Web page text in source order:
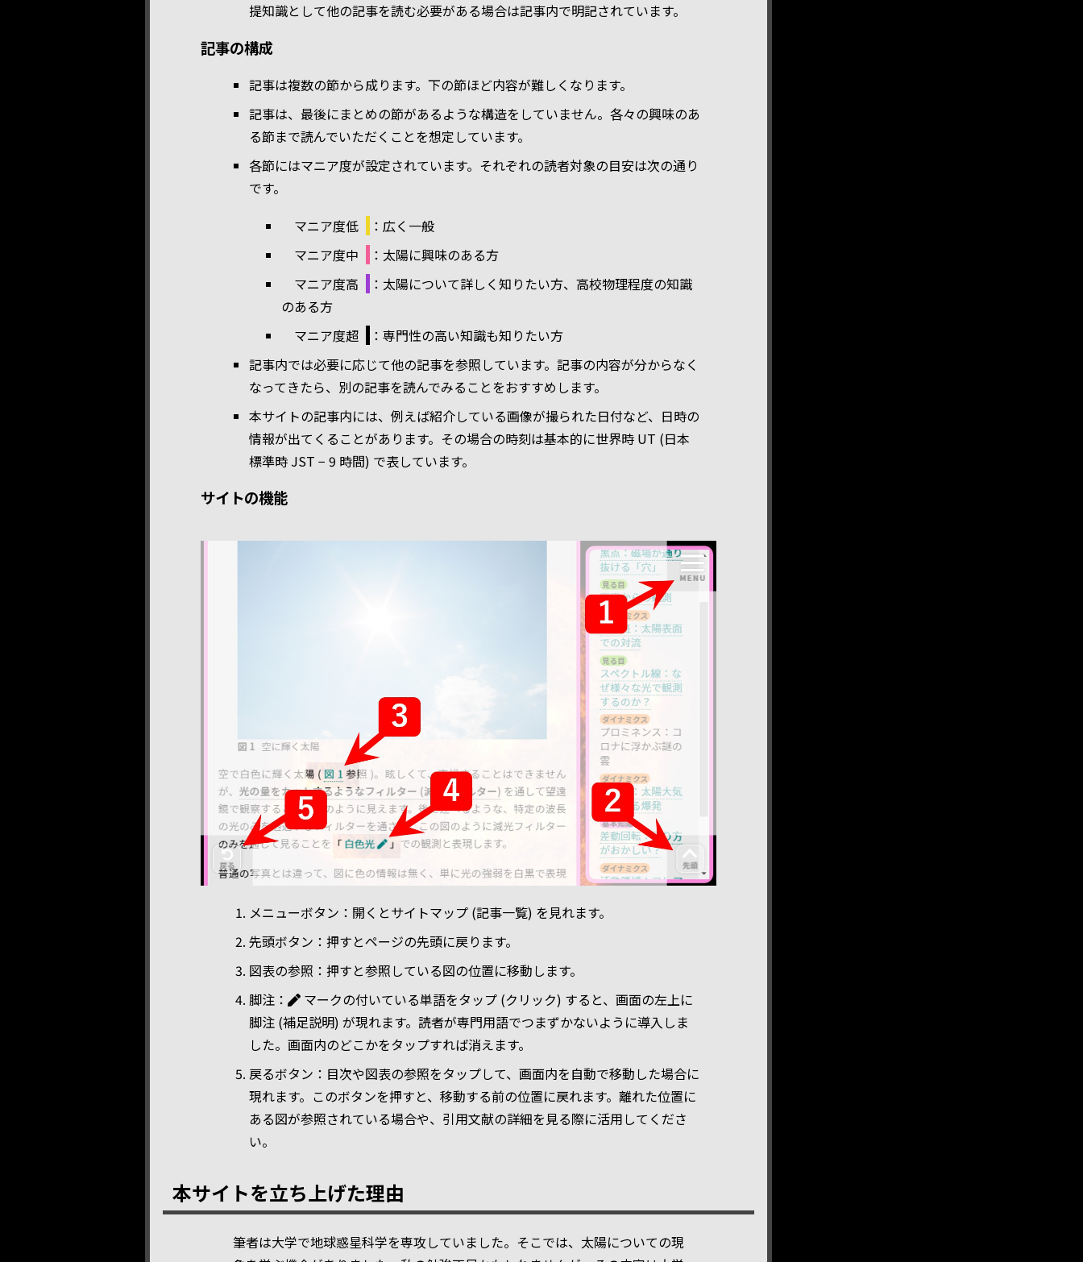
提知識として他の記事を読む必要がある場合は記事内で明記されています。
記事の構成
記事は複数の節から成ります。下の節ほど内容が難しくなります。
記事は、最後にまとめの節があるような構造をしていません。各々の興味のあ
る節まで読んでいただくことを想定しています。
各節にはマニア度が設定されています。それぞれの読者対象の目安は次の通り
です。
マニア度低
：広く一般
マニア度中
：太陽に興味のある方
マニア度高
：太陽について詳しく知りたい方、高校物理程度の知識
のある方
マニア度超
：専門性の高い知識も知りたい方
記事内では必要に応じて他の記事を参照しています。記事の内容が分からなく
なってきたら、別の記事を読んでみることをおすすめします。
本サイトの記事内には、例えば紹介している画像が撮られた日付など、日時の
情報が出てくることがあります。その場合の時刻は基本的に世界時 UT (日本
標準時 JST − 9 時間) で表しています。
サイトの機能
メニューボタン：開くとサイトマップ (記事一覧) を見れます。
先頭ボタン：押すとページの先頭に戻ります。
図表の参照：押すと参照している図の位置に移動します。
脚注：
マークの付いている単語をタップ (クリック) すると、画面の左上に
脚注 (補足説明) が現れます。読者が専門用語でつまずかないように導入しま
した。画面内のどこかをタップすれば消えます。
戻るボタン：目次や図表の参照をタップして、画面内を自動で移動した場合に
現れます。このボタンを押すと、移動する前の位置に戻れます。離れた位置に
ある図が参照されている場合や、引用文献の詳細を見る際に活用してくださ
い。
本サイトを立ち上げた理由
筆者は大学で地球惑星科学を専攻していました。そこでは、太陽についての現